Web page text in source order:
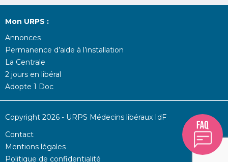
Mon URPS :
Annonces
Permanence d’aide à l’installation
La Centrale
2 jours en libéral
Adopte 1 Doc
Copyright 2026 - URPS Médecins libéraux IdF
Contact
Mentions légales
Politique de confidentialité